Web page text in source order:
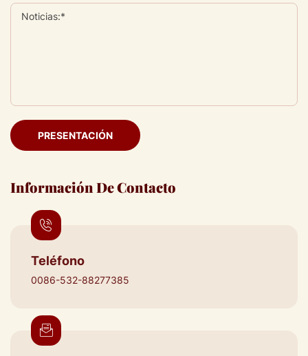
PRESENTACIÓN
Información De Contacto
Teléfono
0086-532-88277385